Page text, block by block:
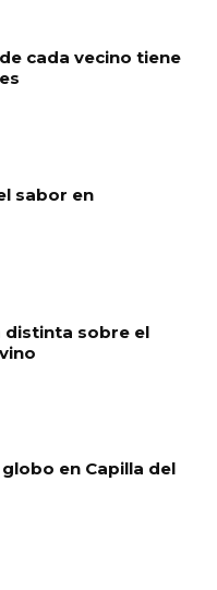
cada vecino tiene
sabor en
distinta sobre el
en Capilla del